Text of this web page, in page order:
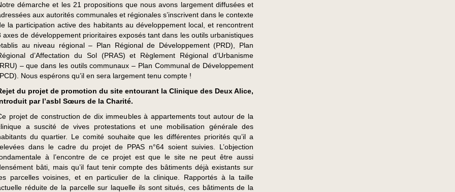
démarche et les 21 propositions que nous avons largement diffusées et
aux autorités communales et régionales s’inscrivent dans le contexte
la participation active des habitants au développement local, et rencontrent
axes de développement prioritaires exposés tant dans les outils urbanistiques
au niveau régional – Plan Régional de Développement (PRD), Plan
d’Affectation du Sol (PRAS) et Règlement Régional d’Urbanisme
– que dans les outils communaux – Plan Communal de Développement
Nous espérons qu’il en sera largement tenu compte !
du projet de promotion du site entourant la Clinique des Deux Alice,
par l’asbl Sœurs de la Charité.
projet de construction de dix immeubles à appartements tout autour de la
a suscité de vives protestations et une mobilisation générale des
du quartier. Le comité souhaite que les différentes priorités qu’il a
dans le cadre du projet de PPAS n°64 soient suivies. L’objection
à l’encontre de ce projet est que le site ne peut être aussi
bâti, mais qu’il faut tenir compte des bâtiments déjà existants sur
parcelles voisines, et en particulier de la clinique. Rapportés à la taille
réduite de la parcelle sur laquelle ils sont situés, ces bâtiments de la